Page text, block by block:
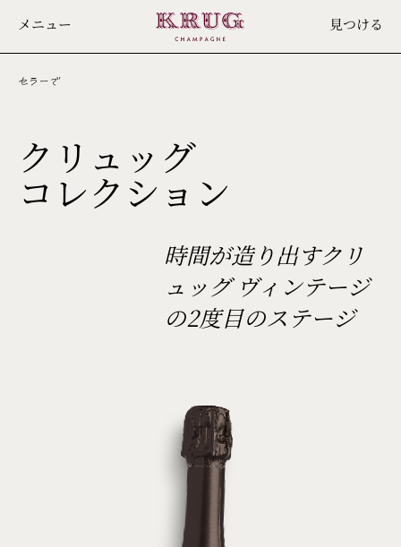
メニュー 見つける
セラーで
クリュッグ
コレクション
時間が造り出すクリ
ュッグ ヴィンテージ
の2度目のステージ